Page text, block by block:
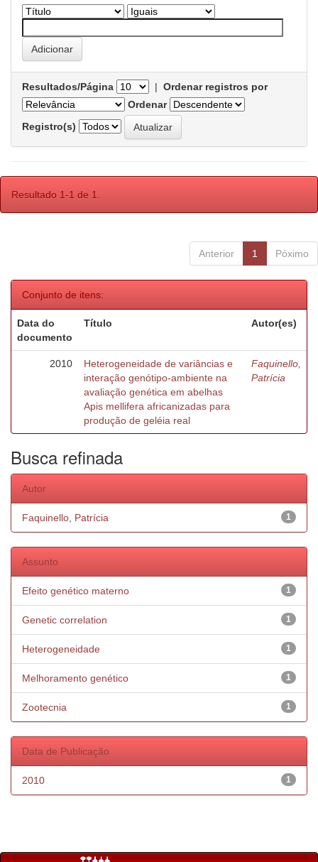
Resultados/Página | Ordenar registros por
Ordenar
Registro(s)
Resultado 1-1 de 1.
Anterior 1 Póximo
Conjunto de itens:
Data do
documento
Título Autor(es)
2010
Heterogeneidade de variâncias e
interação genótipo-ambiente na
avaliação genética em abelhas
Apis mellifera africanizadas para
produção de geléia real
Faquinello,
Patrícia
Busca refinada
Autor
1
Faquinello, Patrícia
Assunto
1
Efeito genético materno
1
Genetic correlation
1
Heterogeneidade
1
Melhoramento genético
1
Zootecnia
Data de Publicação
1
2010